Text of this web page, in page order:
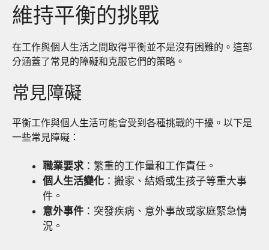
維持平衡的挑戰
在工作與個人生活之間取得平衡並不是沒有困難的。這部
分涵蓋了常見的障礙和克服它們的策略。
常見障礙
平衡工作與個人生活可能會受到各種挑戰的干擾。以下是
一些常見障礙：
職業要求 ：繁重的工作量和工作責任。
個人生活變化 ：搬家、結婚或生孩子等重大事
件。
意外事件 ：突發疾病、意外事故或家庭緊急情
況。